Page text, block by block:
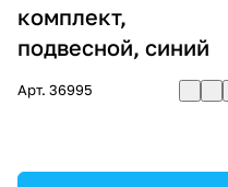
комплект,
подвесной, синий
Арт. 36995